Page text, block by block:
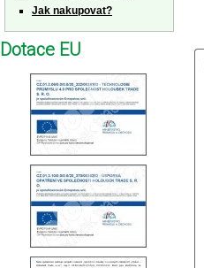
Jak nakupovat?
Dotace EU